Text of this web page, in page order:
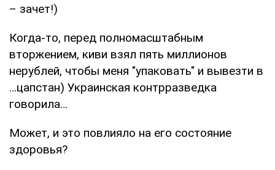
– зачет!)
Когда-то, перед полномасштабным
вторжением, киви взял пять миллионов
нерублей, чтобы меня "упаковать" и вывезти в
…цапстан) Украинская контрразведка
говорила…
Может, и это повлияло на его состояние
здоровья?